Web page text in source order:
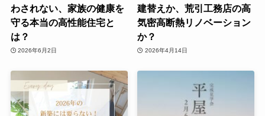
わされない、家族の健康を
守る本当の高性能住宅と
は？
2026年6月2日
建替えか、荒引工務店の高
気密高断熱リノベーション
か？
2026年4月14日